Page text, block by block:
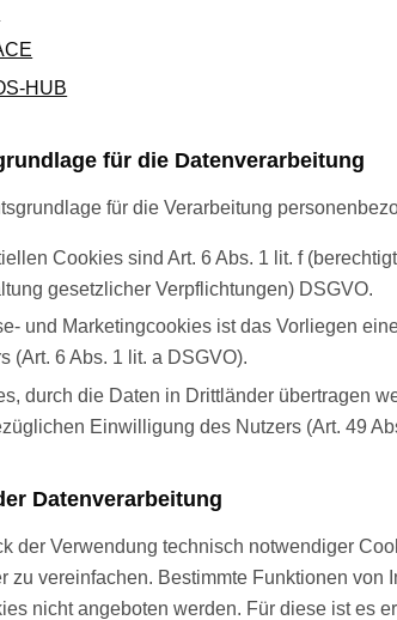
HUB
für die Datenverarbeitung
für die Verarbeitung
Cookies sind Art. 6 Abs. 1 lit. f
gesetzlicher Verpflichtungen) DSGVO.
und Marketingcookies ist das Vorliegen
(Art. 6 Abs. 1 lit. a DSGVO).
durch die Daten in Drittländer übertragen
Einwilligung des Nutzers (Art. 49
Datenverarbeitung
der Verwendung technisch notwendiger
zu vereinfachen. Bestimmte Funktionen von
nicht angeboten werden. Für diese ist es